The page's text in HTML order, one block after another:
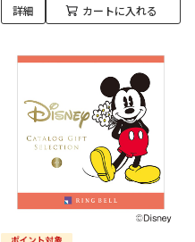
詳細 カートに入れる